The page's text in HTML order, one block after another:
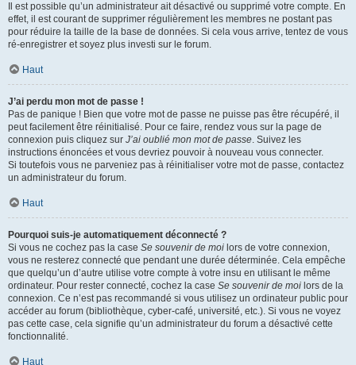
Il est possible qu’un administrateur ait désactivé ou supprimé votre compte. En
effet, il est courant de supprimer régulièrement les membres ne postant pas
pour réduire la taille de la base de données. Si cela vous arrive, tentez de vous
ré-enregistrer et soyez plus investi sur le forum.
Haut
J’ai perdu mon mot de passe !
Pas de panique ! Bien que votre mot de passe ne puisse pas être récupéré, il
peut facilement être réinitialisé. Pour ce faire, rendez vous sur la page de
connexion puis cliquez sur J’ai oublié mon mot de passe. Suivez les
instructions énoncées et vous devriez pouvoir à nouveau vous connecter.
Si toutefois vous ne parveniez pas à réinitialiser votre mot de passe, contactez
un administrateur du forum.
Haut
Pourquoi suis-je automatiquement déconnecté ?
Si vous ne cochez pas la case Se souvenir de moi lors de votre connexion,
vous ne resterez connecté que pendant une durée déterminée. Cela empêche
que quelqu’un d’autre utilise votre compte à votre insu en utilisant le même
ordinateur. Pour rester connecté, cochez la case Se souvenir de moi lors de la
connexion. Ce n’est pas recommandé si vous utilisez un ordinateur public pour
accéder au forum (bibliothèque, cyber-café, université, etc.). Si vous ne voyez
pas cette case, cela signifie qu’un administrateur du forum a désactivé cette
fonctionnalité.
Haut